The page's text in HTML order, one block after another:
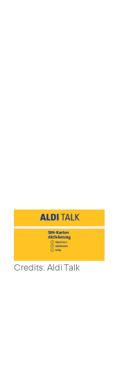
Credits: Aldi Talk